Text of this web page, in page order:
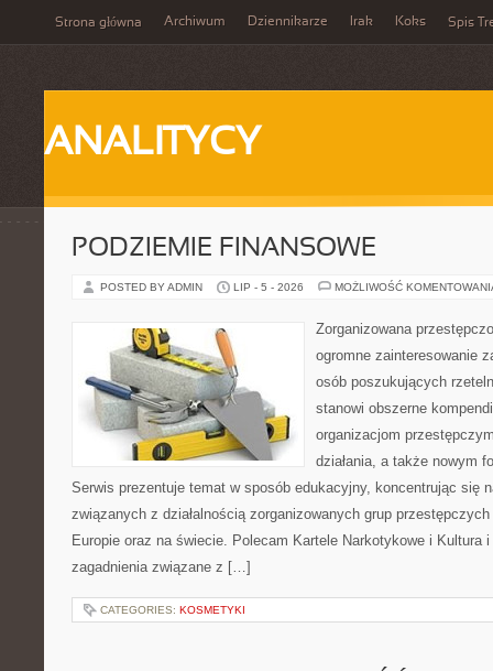
Strona główna Archiwum Dziennikarze Irak Koks Spis
ANALITYCY
PODZIEMIE FINANSOWE
POSTED BY ADMIN LIP - 5 - 2026 MOŻLIWOŚĆ
Zorganizowana
ogromne zainteresowanie
osób poszukujących
stanowi obszerne
organizacjom
działania, a także nowym
Serwis prezentuje temat w sposób edukacyjny, koncentrując się
związanych z działalnością zorganizowanych grup
Europie oraz na świecie. Polecam Kartele Narkotykowe i Kultura
zagadnienia związane z […]
CATEGORIES: KOSMETYKI